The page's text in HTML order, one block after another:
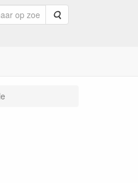
Zoeken